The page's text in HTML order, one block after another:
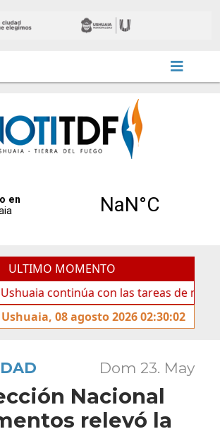
ULTIMO MOMENTO
con las tareas de
Ushuaia, 08 agosto 2026 02:30:02
Dom 23. May
Nacional
relevó la